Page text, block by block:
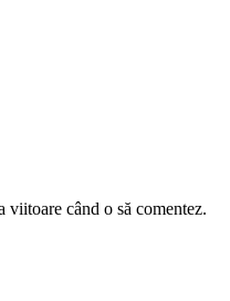
viitoare când o să comentez.